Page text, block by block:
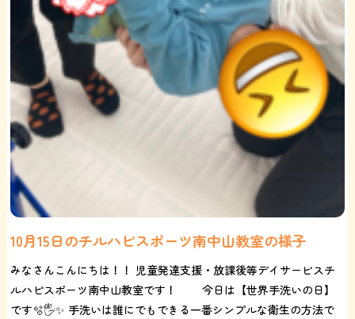
10月15日のチルハピスポーツ南中山教室の様子
みなさんこんにちは！！ 児童発達支援・放課後等デイサービスチ
ルハピスポーツ南中山教室です！ 今日は【世界手洗いの日】
です🫧🖐️✨ 手洗いは誰にでもできる一番シンプルな衛生の方法で